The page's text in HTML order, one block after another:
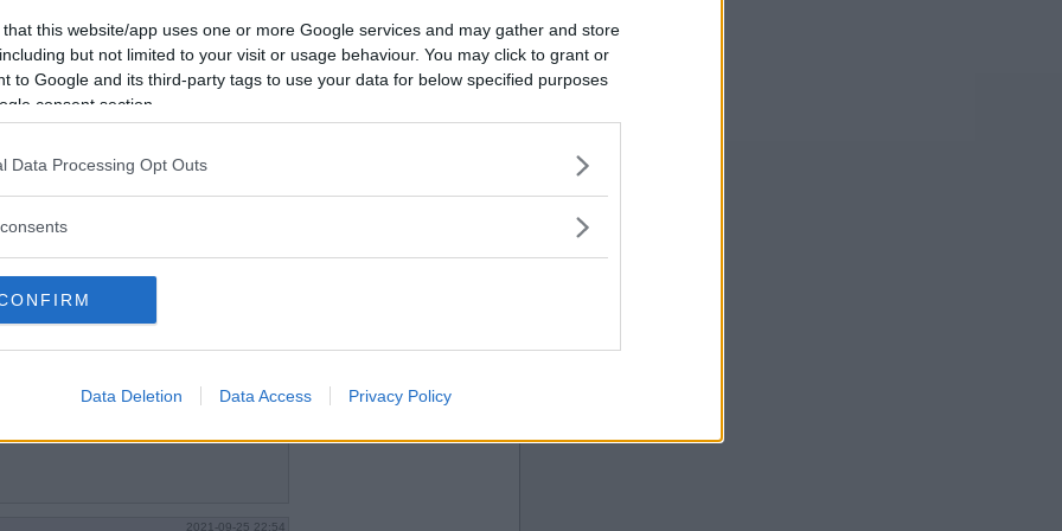
that this website/app uses one or more Google services and may gather and store
but not limited to your visit or usage behaviour. You may click to grant or
to Google and its third-party tags to use your data for below specified purposes
consent section.
Data Processing Opt Outs
Data Deletion Data Access Privacy Policy
2021-09-25 22:45
2021-09-25 22:54
Vill du bli
medlem?